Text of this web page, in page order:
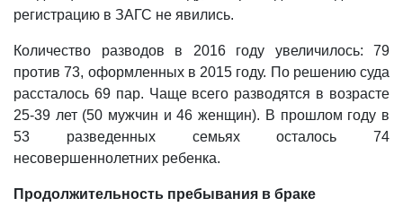
регистрацию в ЗАГС не явились.
Количество разводов в 2016 году увеличилось: 79
против 73, оформленных в 2015 году. По решению суда
рассталось 69 пар. Чаще всего разводятся в возрасте
25-39 лет (50 мужчин и 46 женщин). В прошлом году в
53 разведенных семьях осталось 74
несовершеннолетних ребенка.
Продолжительность пребывания в браке